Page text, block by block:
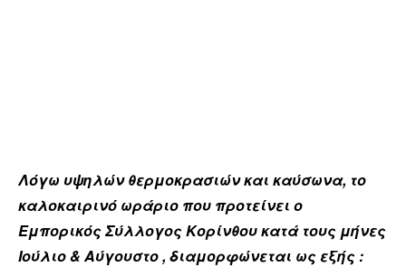
Λόγω υψηλών θερμοκρασιών και καύσωνα, το
καλοκαιρινό ωράριο που προτείνει ο
Εμπορικός Σύλλογος Κορίνθου κατά τους μήνες
Ιούλιο & Αύγουστο , διαμορφώνεται ως εξής :